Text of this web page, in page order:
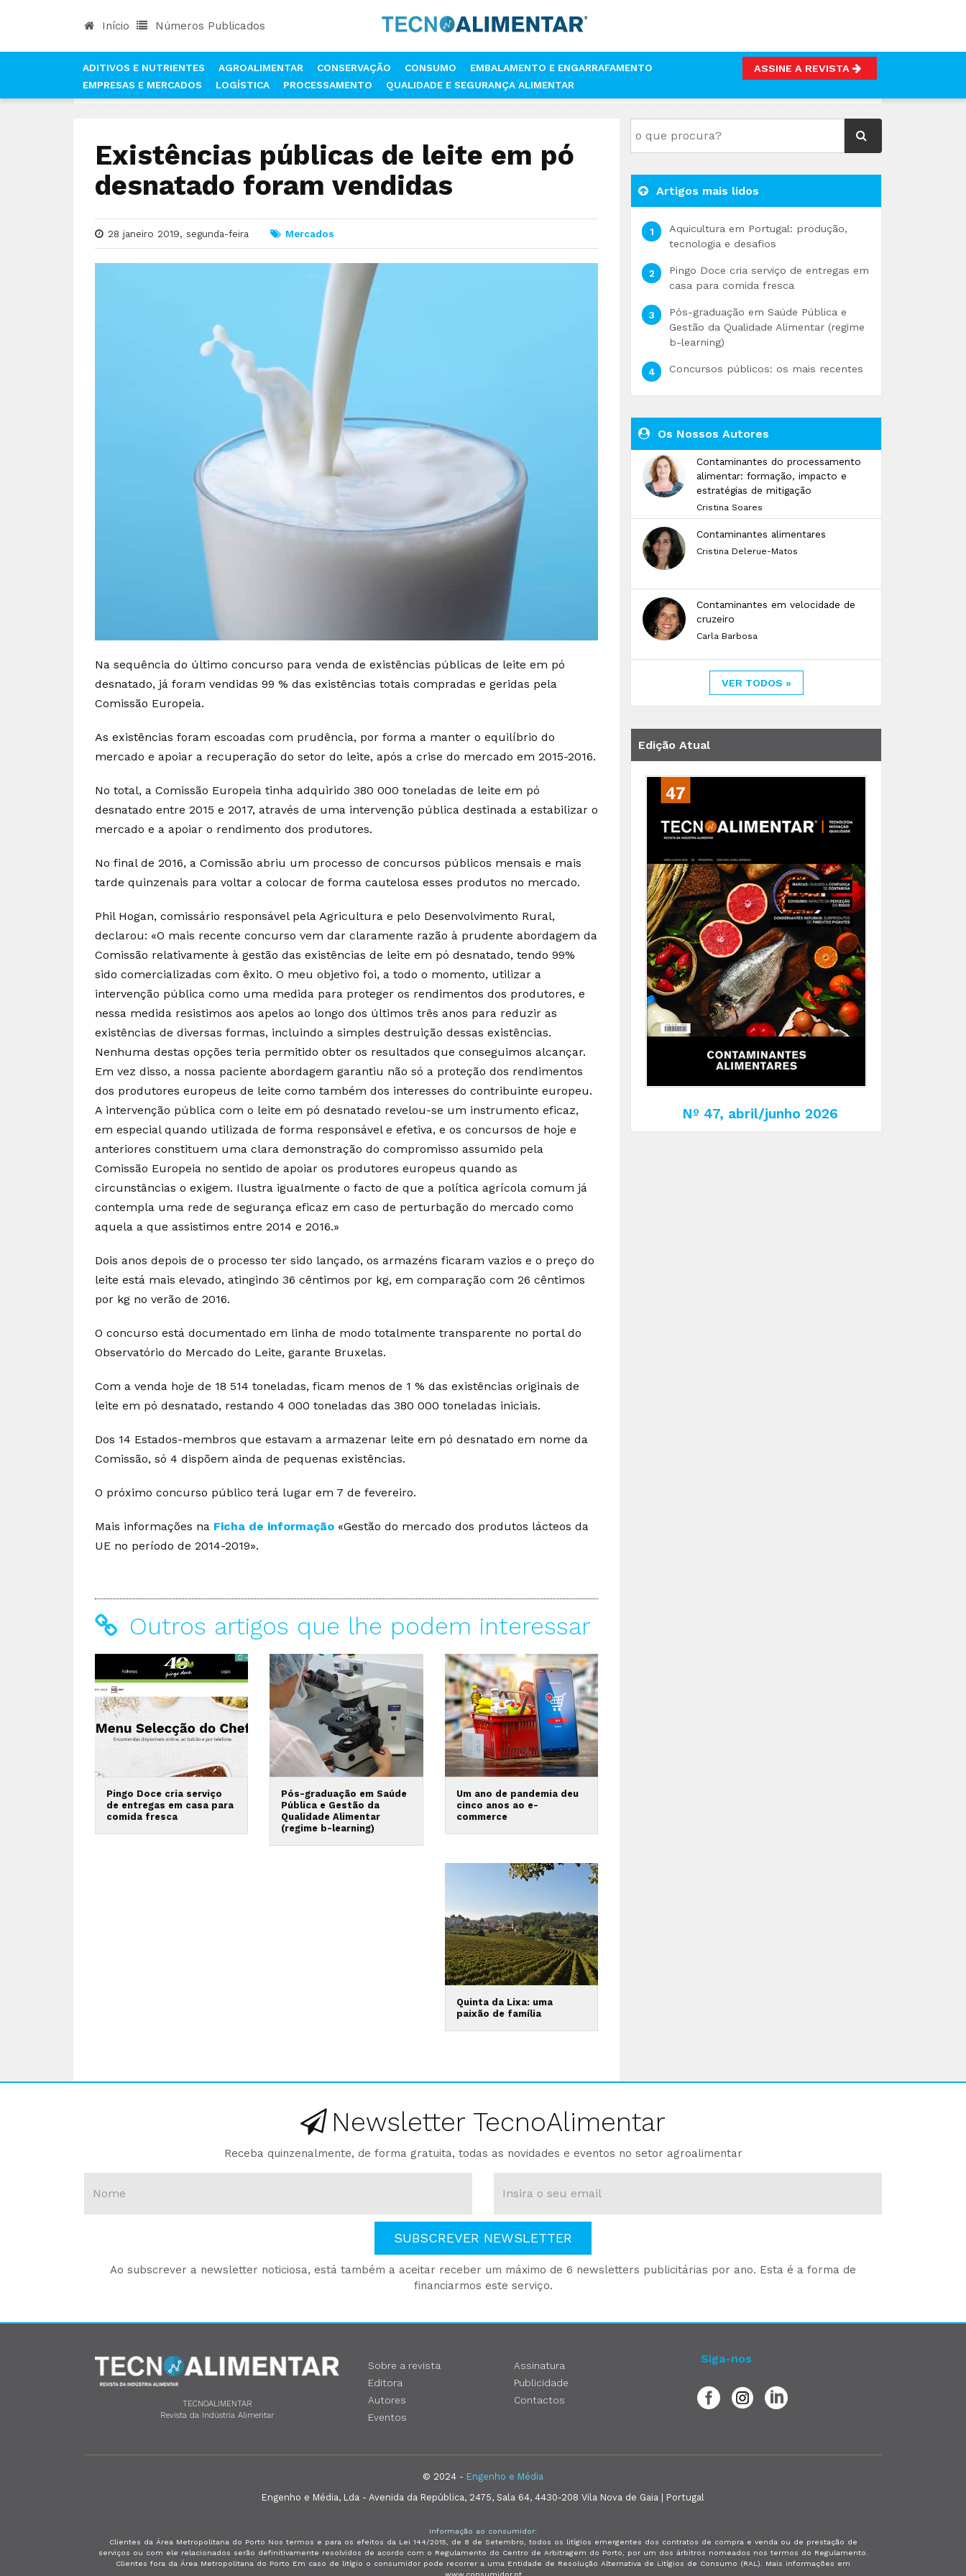
Início Números Publicados
ADITIVOS E NUTRIENTES AGROALIMENTAR CONSERVAÇÃO CONSUMO
EMBALAMENTO E ENGARRAFAMENTO
EMPRESAS E MERCADOS
LOGÍSTICA PROCESSAMENTO QUALIDADE E SEGURANÇA ALIMENTAR
ASSINE A REVISTA
EXISTÊNCIAS PÚBLICAS DE LEITE EM PÓ DESNATADO FORAM VENDIDAS
Existências públicas de leite em pó
desnatado foram vendidas
28 janeiro 2019, segunda-feira Mercados
Na sequência do último concurso para venda de existências públicas de leite em pó
desnatado, já foram vendidas 99 % das existências totais compradas e geridas pela
Comissão Europeia.
As existências foram escoadas com prudência, por forma a manter o equilíbrio do
mercado e apoiar a recuperação do setor do leite, após a crise do mercado em 2015-2016.
No total, a Comissão Europeia tinha adquirido 380 000 toneladas de leite em pó
desnatado entre 2015 e 2017, através de uma intervenção pública destinada a estabilizar o
mercado e a apoiar o rendimento dos produtores.
No final de 2016, a Comissão abriu um processo de concursos públicos mensais e mais
tarde quinzenais para voltar a colocar de forma cautelosa esses produtos no mercado.
Phil Hogan, comissário responsável pela Agricultura e pelo Desenvolvimento Rural,
declarou: «O mais recente concurso vem dar claramente razão à prudente abordagem da
Comissão relativamente à gestão das existências de leite em pó desnatado, tendo 99%
sido comercializadas com êxito. O meu objetivo foi, a todo o momento, utilizar a
intervenção pública como uma medida para proteger os rendimentos dos produtores, e
nessa medida resistimos aos apelos ao longo dos últimos três anos para reduzir as
existências de diversas formas, incluindo a simples destruição dessas existências.
Nenhuma destas opções teria permitido obter os resultados que conseguimos alcançar.
Em vez disso, a nossa paciente abordagem garantiu não só a proteção dos rendimentos
dos produtores europeus de leite como também dos interesses do contribuinte europeu.
A intervenção pública com o leite em pó desnatado revelou-se um instrumento eficaz,
em especial quando utilizada de forma responsável e efetiva, e os concursos de hoje e
anteriores constituem uma clara demonstração do compromisso assumido pela
Comissão Europeia no sentido de apoiar os produtores europeus quando as
circunstâncias o exigem. Ilustra igualmente o facto de que a política agrícola comum já
contempla uma rede de segurança eficaz em caso de perturbação do mercado como
aquela a que assistimos entre 2014 e 2016.»
Dois anos depois de o processo ter sido lançado, os armazéns ficaram vazios e o preço do
leite está mais elevado, atingindo 36 cêntimos por kg, em comparação com 26 cêntimos
por kg no verão de 2016.
O concurso está documentado em linha de modo totalmente transparente no portal do
Observatório do Mercado do Leite, garante Bruxelas.
Com a venda hoje de 18 514 toneladas, ficam menos de 1 % das existências originais de
leite em pó desnatado, restando 4 000 toneladas das 380 000 toneladas iniciais.
Dos 14 Estados-membros que estavam a armazenar leite em pó desnatado em nome da
Comissão, só 4 dispõem ainda de pequenas existências.
O próximo concurso público terá lugar em 7 de fevereiro.
Mais informações na Ficha de informação «Gestão do mercado dos produtos lácteos da
UE no período de 2014-2019».
Outros artigos que lhe podem interessar
Pingo Doce cria serviço
de entregas em casa para
comida fresca
Pós-graduação em Saúde
Pública e Gestão da
Qualidade Alimentar
(regime b-learning)
Um ano de pandemia deu
cinco anos ao e-
commerce
Quinta da Lixa: uma
paixão de família
Artigos mais lidos
Aquicultura em Portugal: produção,
tecnologia e desafios
Pingo Doce cria serviço de entregas em
casa para comida fresca
Pós-graduação em Saúde Pública e
Gestão da Qualidade Alimentar (regime
b-learning)
Concursos públicos: os mais recentes
Os Nossos Autores
Contaminantes do processamento
alimentar: formação, impacto e
estratégias de mitigação
Cristina Soares
Contaminantes alimentares
Cristina Delerue-Matos
Contaminantes em velocidade de
cruzeiro
Carla Barbosa
VER TODOS »
Edição Atual
Nº 47, abril/junho 2026
Newsletter TecnoAlimentar
Receba quinzenalmente, de forma gratuita, todas as novidades e eventos no setor agroalimentar
SUBSCREVER NEWSLETTER
Ao subscrever a newsletter noticiosa, está também a aceitar receber um máximo de 6 newsletters publicitárias por ano. Esta é a forma de
financiarmos este serviço.
TECNOALIMENTAR
Revista da Indústria Alimentar
Sobre a revista
Editora
Autores
Eventos
Assinatura
Publicidade
Contactos
Siga-nos
© 2024 - Engenho e Média
Engenho e Média, Lda - Avenida da República, 2475, Sala 64, 4430-208 Vila Nova de Gaia | Portugal
Informação ao consumidor:
Clientes da Área Metropolitana do Porto Nos termos e para os efeitos da Lei 144/2015, de 8 de Setembro, todos os litígios emergentes dos contratos de compra e venda ou de prestação de
serviços ou com ele relacionados serão definitivamente resolvidos de acordo com o Regulamento do Centro de Arbitragem do Porto, por um dos árbitros nomeados nos termos do Regulamento.
Clientes fora da Área Metropolitana do Porto Em caso de litígio o consumidor pode recorrer a uma Entidade de Resolução Alternativa de Litígios de Consumo (RAL). Mais informações em